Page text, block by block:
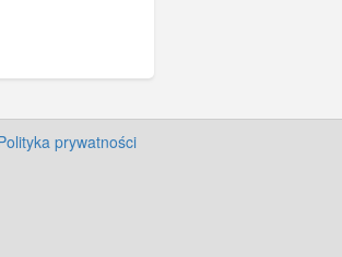
prywatności